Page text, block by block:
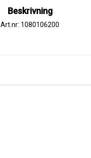
Beskrivning
Art.nr: 1080106200